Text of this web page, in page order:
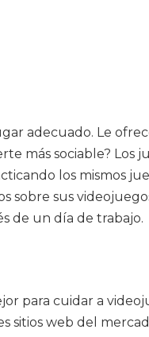
adecuado. Le
más sociable?
los mismos
sus
de un día de trabajo.
para cuidar a
sitios web del